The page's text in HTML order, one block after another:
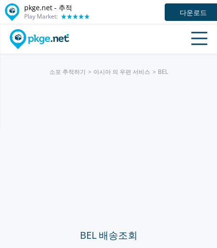
pkge.net - 추적
Play Market: 다운로드
소포 추적하기 아시아 의 우편 서비스 BEL
BEL 배송조회